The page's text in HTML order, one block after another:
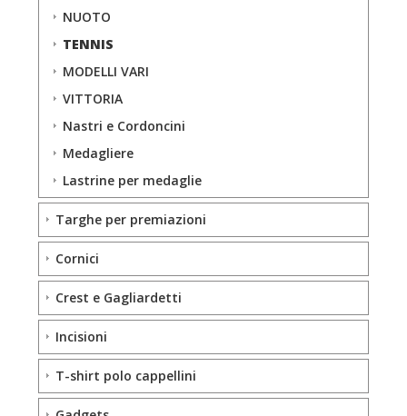
NUOTO
TENNIS
MODELLI VARI
VITTORIA
Nastri e Cordoncini
Medagliere
Lastrine per medaglie
Targhe per premiazioni
Cornici
Crest e Gagliardetti
Incisioni
T-shirt polo cappellini